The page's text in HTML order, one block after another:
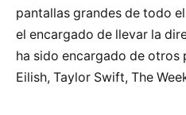
pantallas grandes de todo
el encargado de llevar la
ha sido encargado de
Eilish, Taylor Swift, The